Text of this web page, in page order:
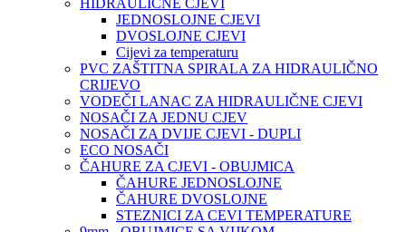
HIDRAULIČNE CJEVI
JEDNOSLOJNE CJEVI
DVOSLOJNE CJEVI
Cijevi za temperaturu
PVC ZAŠTITNA SPIRALA ZA HIDRAULIČNO
CRIJEVO
VODEČI LANAC ZA HIDRAULIČNE CJEVI
NOSAČI ZA JEDNU CJEV
NOSAČI ZA DVIJE CJEVI - DUPLI
ECO NOSAČI
ČAHURE ZA CJEVI - OBUJMICA
ČAHURE JEDNOSLOJNE
ČAHURE DVOSLOJNE
STEZNICI ZA CEVI TEMPERATURE